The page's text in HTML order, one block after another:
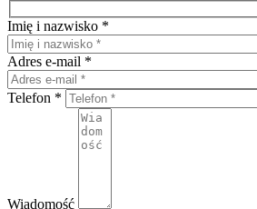
Imię i nazwisko *
Adres e-mail *
Telefon *
Wiadomość